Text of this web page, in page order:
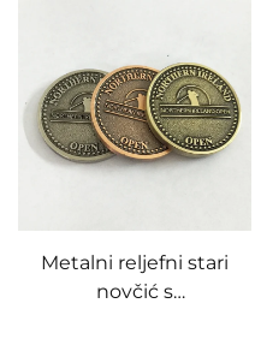
umjetne kože, pokrivalo
za drjep, hibridni štap i
piter
Metalni reljefni stari
novčić s